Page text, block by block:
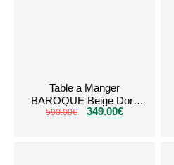
Table a Manger
BAROQUE Beige Dore
150cm
590.00€ 349.00€